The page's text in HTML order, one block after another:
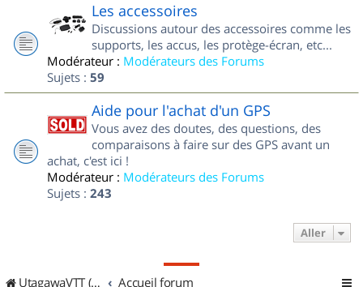
Les accessoires
Discussions autour des accessoires comme les
supports, les accus, les protège-écran, etc...
Modérateur : Modérateurs des Forums
Sujets : 59
Aide pour l'achat d'un GPS
Vous avez des doutes, des questions, des
comparaisons à faire sur des GPS avant un
achat, c'est ici !
Modérateur : Modérateurs des Forums
Sujets : 243
Aller
UtagawaVTT (Randos VTT et VTTAE avec traces GPS) Accueil forum